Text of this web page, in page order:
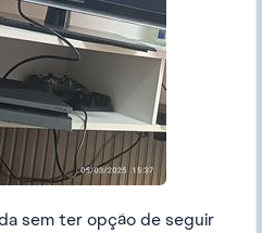
sem ter opção de seguir